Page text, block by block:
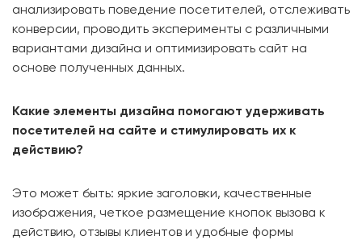
анализировать поведение посетителей, отслеживать
конверсии, проводить эксперименты с различными
вариантами дизайна и оптимизировать сайт на
основе полученных данных.
Какие элементы дизайна помогают удерживать
посетителей на сайте и стимулировать их к
действию?
Это может быть: яркие заголовки, качественные
изображения, четкое размещение кнопок вызова к
действию, отзывы клиентов и удобные формы